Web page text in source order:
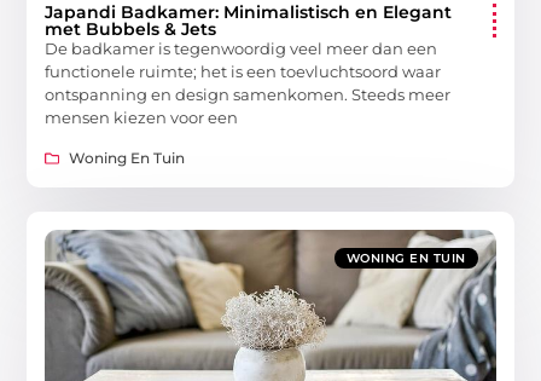
Japandi Badkamer: Minimalistisch en Elegant
met Bubbels & Jets
De badkamer is tegenwoordig veel meer dan een
functionele ruimte; het is een toevluchtsoord waar
ontspanning en design samenkomen. Steeds meer
mensen kiezen voor een
Woning En Tuin
WONING EN TUIN